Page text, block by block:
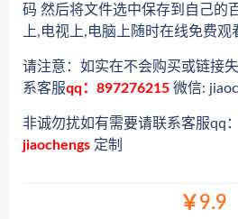
码 然后将文件选中保存到自己的
上,电视上,电脑上随时在线免费观
请注意：如实在不会购买或链接
系客服qq：897276215 微信:
非诚勿扰如有需要请联系客服qq
jiaochengs 定制
￥9.9